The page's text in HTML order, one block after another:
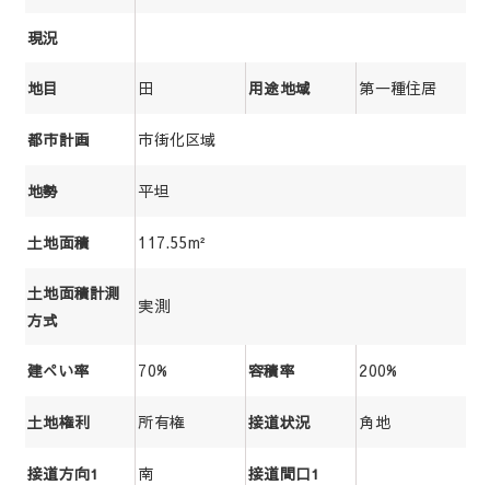
現況
地目 田 用途地域 第一種住居
都市計画 市街化区域
地勢 平坦
土地面積 117.55m²
土地面積計測
方式
実測
建ぺい率 70% 容積率 200%
土地権利 所有権 接道状況 角地
接道方向1 南 接道間口1